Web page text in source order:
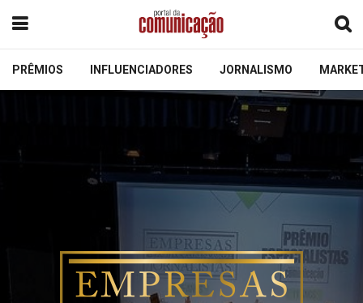
PRÊMIOS INFLUENCIADORES JORNALISMO